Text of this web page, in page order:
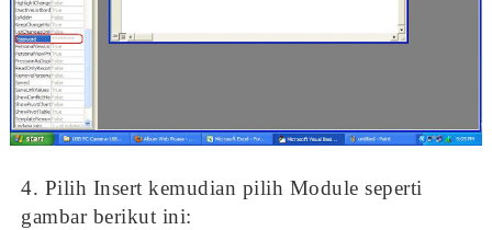
4. Pilih Insert kemudian pilih Module seperti
gambar berikut ini: